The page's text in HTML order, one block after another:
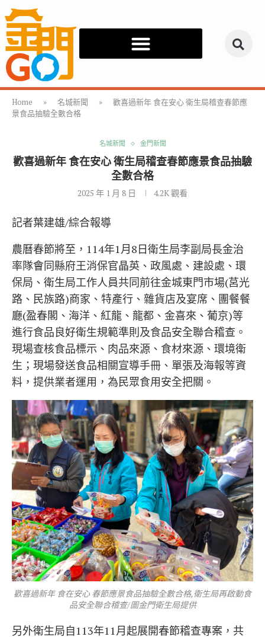
Home » 名城新聞 »
歡喜過新年 食在安心 衛生局稽查春節應
景食品抽驗全數合格
名城新聞 金門新聞
歡喜過新年 食在安心 衛生局稽查春節應景食品抽驗
全數合格
2025 年 1 月 8 日 4.2K觀看
記者葉建雄/綜合報導
農曆春節將至，114年1月8日衛生局李副局長金治
率隊會同縣府王消保官晶英、政風處、建設處、環
保局、衛生局工作人員共同前往金城東門市場(莒光
路、民族路)商家、特產行、雜貨店及宴席、團餐餐
廳(盈春閣、海洋、紅龍、龍都、金喜來、葡京)等
進行食品良好衛生規範準則及食品安全聯合稽查。
現場查核食品標示、肉品來源、食材來源、環境衛
生；現場發送食品相關宣導手冊、單張及海報等資
料，提供業者運用，為民眾食用安全把關。
歡喜過新年 食在安心 春節應景食品抽驗全數合格,衛生局再啟動食
品安全聯合稽查/圖金門衛生局提供
另外衛生局自113年11月起展開春節稽查專案，共